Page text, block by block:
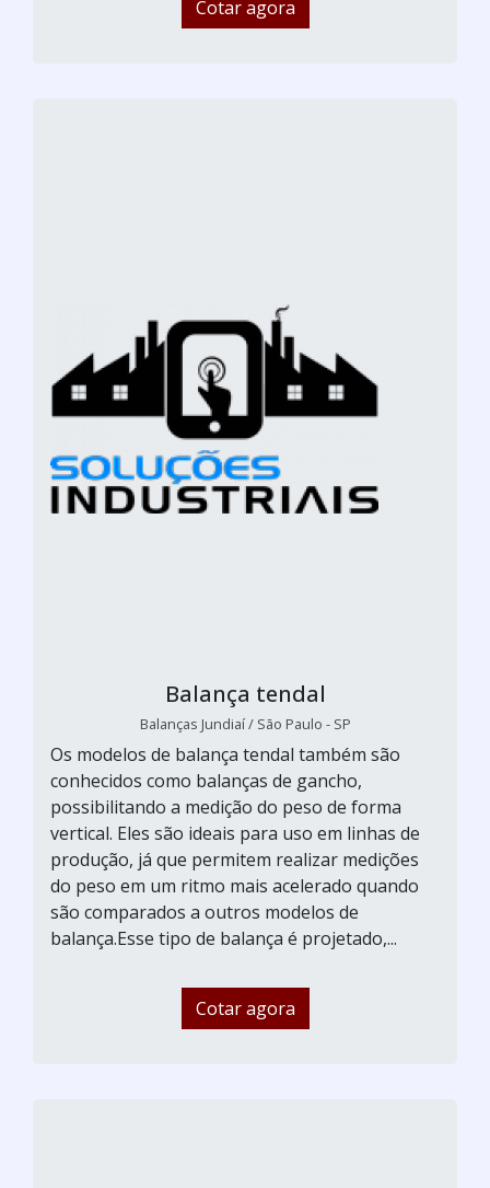
Cotar agora
Balança tendal
Balanças Jundiaí / São Paulo - SP
Os modelos de balança tendal também são
conhecidos como balanças de gancho,
possibilitando a medição do peso de forma
vertical. Eles são ideais para uso em linhas de
produção, já que permitem realizar medições
do peso em um ritmo mais acelerado quando
são comparados a outros modelos de
balança.Esse tipo de balança é projetado,...
Cotar agora